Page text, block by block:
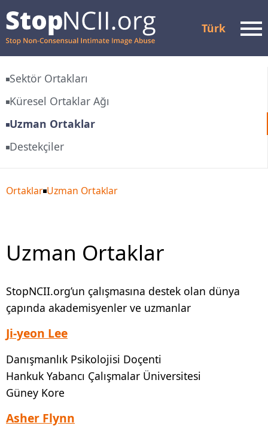
Türk
Dava Durumunu Kontrol
Et
Kaynaklar ve Destek
Hakkımızda
SSS
Kendi Vakanızı
Sektör Ortakları
Küresel Ortaklar Ağı
Uzman Ortaklar
Destekçiler
Ortaklar Uzman Ortaklar
Uzman Ortaklar
StopNCII.org’un çalışmasına destek olan dünya
çapında akademisyenler ve uzmanlar
Ji-yeon Lee
Danışmanlık Psikolojisi Doçenti
Hankuk Yabancı Çalışmalar Üniversitesi
Güney Kore
Asher Flynn